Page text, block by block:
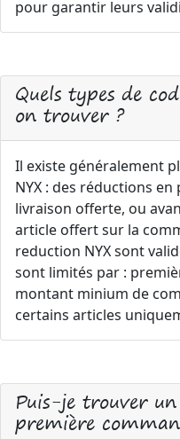
pour garantir leurs
Quels types de
on trouver ?
Il existe généralement
NYX : des réductions
livraison offerte, ou
article offert sur la
reduction NYX sont
sont limités par :
montant minium de
certains articles
Puis-je trouver
première